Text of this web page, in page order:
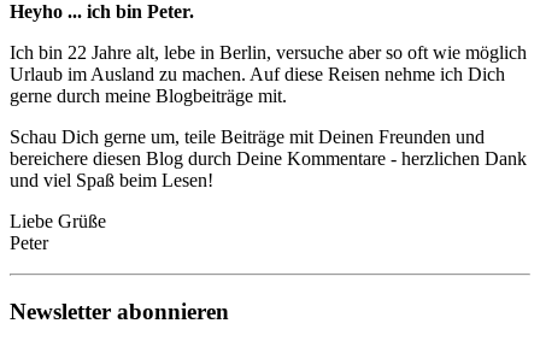
Heyho ... ich bin Peter.
Ich bin 22 Jahre alt, lebe in Berlin, versuche aber so oft wie möglich
Urlaub im Ausland zu machen. Auf diese Reisen nehme ich Dich
gerne durch meine Blogbeiträge mit.
Schau Dich gerne um, teile Beiträge mit Deinen Freunden und
bereichere diesen Blog durch Deine Kommentare - herzlichen Dank
und viel Spaß beim Lesen!
Liebe Grüße
Peter
Newsletter abonnieren